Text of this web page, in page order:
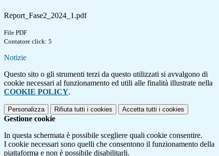
Report_Fase2_2024_1.pdf
File PDF
Contatore click: 5
Notizie
Questo sito o gli strumenti terzi da questo utilizzati si avvalgono di
cookie necessari al funzionamento ed utili alle finalità illustrate nella
COOKIE POLICY.
Personalizza Rifiuta tutti i cookies Accetta tutti i cookies
Gestione cookie
In questa schermata è possibile scegliere quali cookie consentire.
I cookie necessari sono quelli che consentono il funzionamento della
piattaforma e non è possibile disabilitarli.